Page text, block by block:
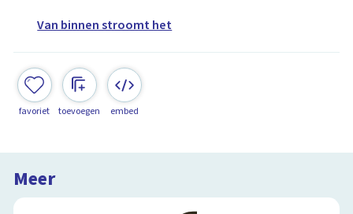
Van binnen stroomt het
favoriet toevoegen embed
Meer